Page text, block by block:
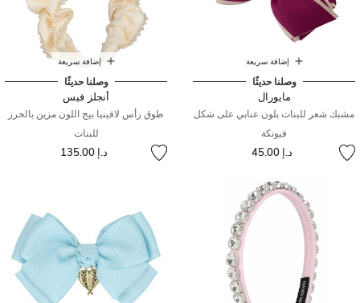
إضافة سريعة
وصلنا حديثًا
مايورال
مشبك شعر للبنات بلون عنابي على شكل
فيونكة
د.إ 45.00
إضافة سريعة
وصلنا حديثًا
أنجلز فيس
طوق رأس لافينيا بيج اللون مزين بالخرز
للبنات
د.إ 135.00